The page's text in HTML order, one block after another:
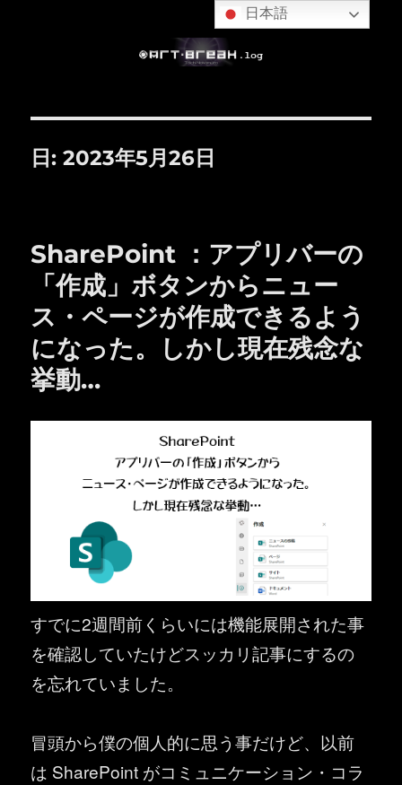
日:2023年5月26日
SharePoint ：アプリバーの
「作成」ボタンからニュー
ス・ページが作成できるよう
になった。しかし現在残念な
挙動…
すでに2週間前くらいには機能展開された事
を確認していたけどスッカリ記事にするの
を忘れていました。
冒頭から僕の個人的に思う事だけど、以前
は SharePoint がコミュニケーション・コラ
日本語